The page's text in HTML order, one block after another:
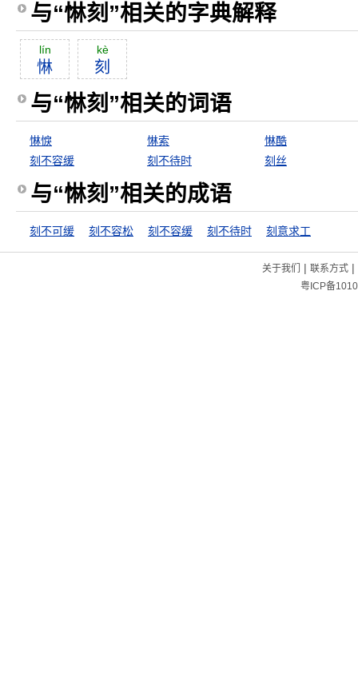
与“惏刻”相关的字典解释
lín
惏
kè
刻
与“惏刻”相关的词语
惏悷 惏索
惏酷
刻不容缓
刻不待时 刻丝
与“惏刻”相关的成语
刻不可缓 刻不容松 刻不容缓 刻不待时 刻意求工
关于我们 | 联系方式|
粤ICP备